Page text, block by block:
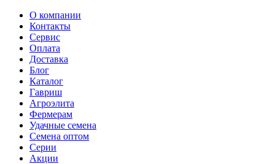
О компании
Контакты
Сервис
Оплата
Доставка
Блог
Каталог
Гавриш
Агроэлита
Фермерам
Удачные семена
Семена оптом
Серии
Акции